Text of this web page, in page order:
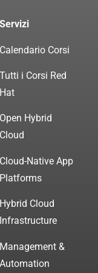
Servizi
Calendario Corsi
Tutti i Corsi Red
Hat
Open Hybrid
Cloud
Cloud-Native App
Platforms
Hybrid Cloud
Infrastructure
Management &
Automation